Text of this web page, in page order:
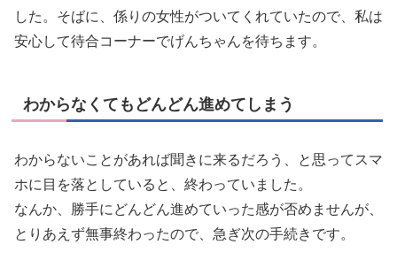
した。そばに、係りの女性がついてくれていたので、私は
安心して待合コーナーでげんちゃんを待ちます。
わからなくてもどんどん進めてしまう
わからないことがあれば聞きに来るだろう、と思ってスマ
ホに目を落としていると、終わっていました。
なんか、勝手にどんどん進めていった感が否めませんが、
とりあえず無事終わったので、急ぎ次の手続きです。